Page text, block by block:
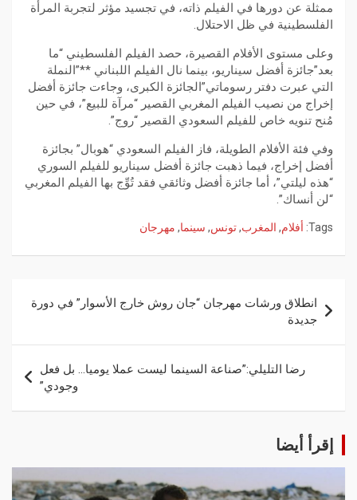
ممثلة عن دورها في الفيلم ذاته، في تجسيد مؤثر لتجربة المرأة
الفلسطينية في ظل الاحتلال.
وعلى مستوى الأفلام القصيرة، حصد الفيلم الفلسطيني “ما
بعد”جائزة أفضل سيناريو، بينما نال الفيلم اللبناني **”النملة
التي عبرت دفتر رسوماتي”الجائزة الكبرى، وجاءت جائزة أفضل
إخراج من نصيب الفيلم المغربي القصير “مرآة للبيع”، في حين
مُنح تنويه خاص للفيلم السعودي القصير “روج”.
وفي فئة الأفلام الطويلة، فاز الفيلم السعودي “هوبال” بجائزة
أفضل إخراج، فيما ذهبت جائزة أفضل سيناريو للفيلم السوري
“هذه ليلتي”، أما جائزة أفضل وثائقي فقد تُوِّج بها الفيلم المغربي
“لن أنساك”.
Tags: أفلام, المغرب,تونس, سينما, مهرجان
انطلاق ورشات مهرجان “جان روش خارج الأسوار” في دورة
جديدة
رضا التليلي:”صناعة السينما ليست عملا يوميا… بل فعل
وجودي”
إقرأ أيضا